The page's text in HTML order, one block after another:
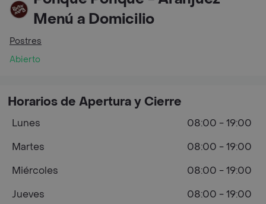
Menú a Domicilio
Postres
Abierto
Horarios de Apertura y Cierre
Lunes
08:00 - 19:00
Martes
08:00 - 19:00
Miércoles
08:00 - 19:00
Jueves
08:00 - 19:00